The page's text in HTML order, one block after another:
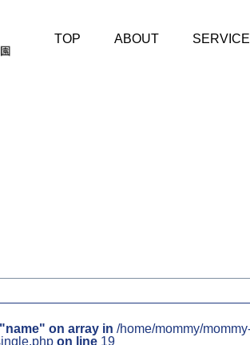
TOP ABOUT SERVICE
on array in /home/mommy/
on line 19